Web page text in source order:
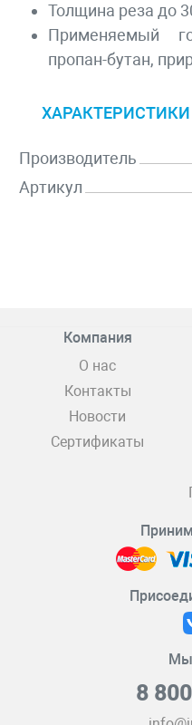
Толщина реза до
Применяемый
пропан-бутан,
ХАРАКТЕРИСТИКИ
Производитель
Артикул
Компания
О нас
Контакты
Новости
Сертификаты
Мы
8